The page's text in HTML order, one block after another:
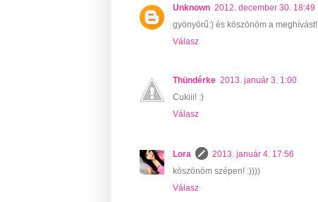
Unknown 2012. december 30. 18:49
gyönyörű:) és köszönöm a meghívást!
Válasz
Thündérke 2013. január 3. 1:00
Cukiii! :)
Válasz
Lora
2013. január 4. 17:56
köszönöm szépen! :))))
Válasz